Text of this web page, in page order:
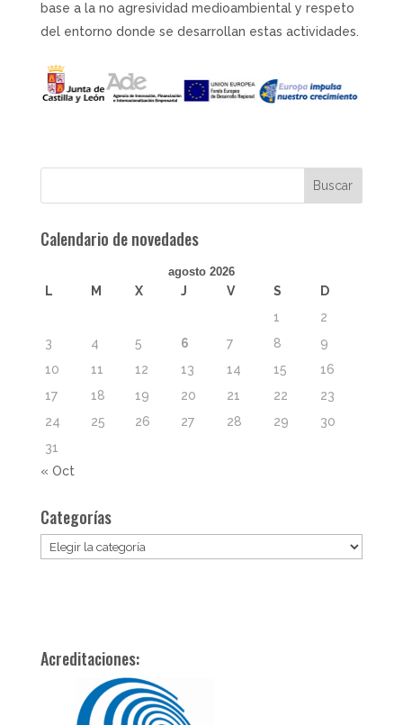
base a la no agresividad medioambiental y respeto
del entorno donde se desarrollan estas actividades.
Calendario de novedades
agosto 2026
L M X J V S
D
1
2
3
4 5 6 7 8
9
10
11 12 13 14 15
16
17
18 19 20 21 22
23
24
25 26 27 28 29
30
31
« Oct
Categorías
Categorías
Acreditaciones: